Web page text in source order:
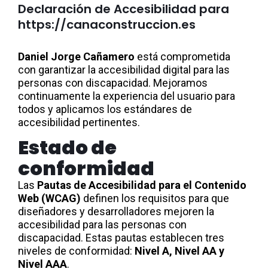
Declaración de Accesibilidad para
https://canaconstruccion.es
Daniel Jorge Cañamero está comprometida
con garantizar la accesibilidad digital para las
personas con discapacidad. Mejoramos
continuamente la experiencia del usuario para
todos y aplicamos los estándares de
accesibilidad pertinentes.
Estado de
conformidad
Las Pautas de Accesibilidad para el Contenido
Web (WCAG) definen los requisitos para que
diseñadores y desarrolladores mejoren la
accesibilidad para las personas con
discapacidad. Estas pautas establecen tres
niveles de conformidad: Nivel A, Nivel AA y
Nivel AAA.